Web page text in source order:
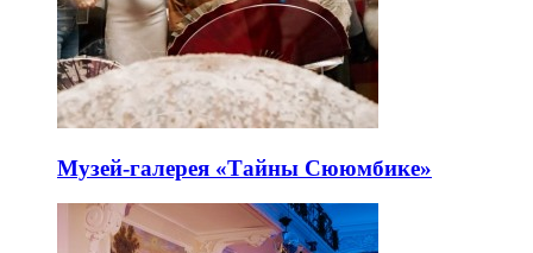
Музей-галерея «Тайны Сююмбике»